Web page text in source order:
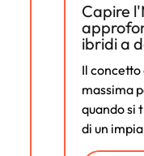
Capire
ibridi a
Il
massima
quando si
di un